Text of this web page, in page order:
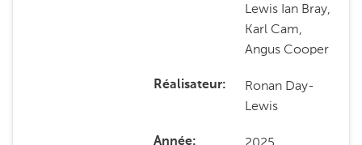
Lewis Ian Bray,
Karl Cam,
Angus Cooper
Réalisateur
Ronan Day-
Lewis
Année